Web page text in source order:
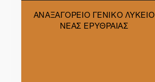
ΑΝΑΞΑΓΟΡΕΙΟ ΓΕΝΙΚΟ ΛΥΚΕΙΟ
ΝΕΑΣ ΕΡΥΘΡΑΙΑΣ